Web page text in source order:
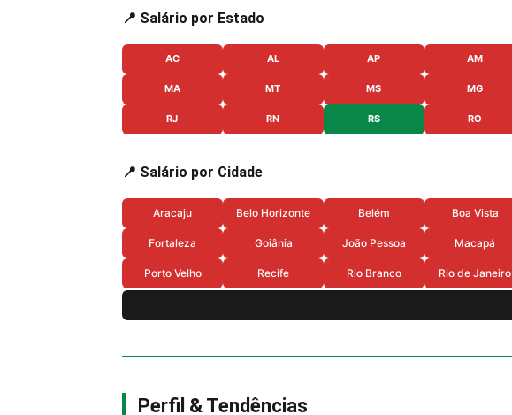
📍 Salário por Estado
AC AL AP AM
MA MT MS MG
RJ RN RS RO
📍 Salário por Cidade
Aracaju Belo Horizonte Belém Boa Vista
Fortaleza Goiânia João Pessoa Macapá
Porto Velho Recife Rio Branco Rio de Janeiro
Perfil & Tendências